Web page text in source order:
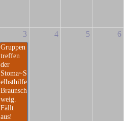
3
Gruppen
treffen
der
Stoma~S
elbsthilfe
Braunsch
weig.
Fällt
aus!
4 5 6